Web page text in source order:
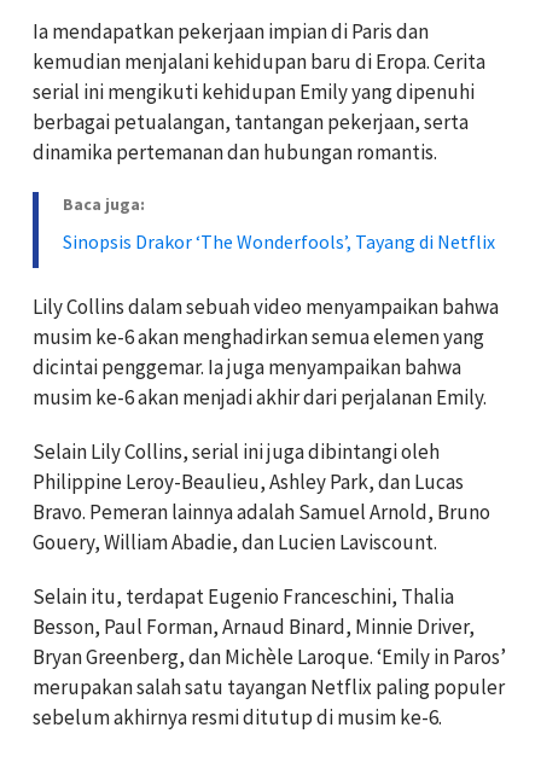
Ia mendapatkan pekerjaan impian di Paris dan
kemudian menjalani kehidupan baru di Eropa. Cerita
serial ini mengikuti kehidupan Emily yang dipenuhi
berbagai petualangan, tantangan pekerjaan, serta
dinamika pertemanan dan hubungan romantis.
Baca juga:
Sinopsis Drakor ‘The Wonderfools’, Tayang di Netflix
Lily Collins dalam sebuah video menyampaikan bahwa
musim ke-6 akan menghadirkan semua elemen yang
dicintai penggemar. Ia juga menyampaikan bahwa
musim ke-6 akan menjadi akhir dari perjalanan Emily.
Selain Lily Collins, serial ini juga dibintangi oleh
Philippine Leroy-Beaulieu, Ashley Park, dan Lucas
Bravo. Pemeran lainnya adalah Samuel Arnold, Bruno
Gouery, William Abadie, dan Lucien Laviscount.
Selain itu, terdapat Eugenio Franceschini, Thalia
Besson, Paul Forman, Arnaud Binard, Minnie Driver,
Bryan Greenberg, dan Michèle Laroque. ‘Emily in Paros’
merupakan salah satu tayangan Netflix paling populer
sebelum akhirnya resmi ditutup di musim ke-6.